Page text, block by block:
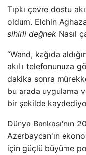
Tıpkı çevre dostu
oldum. Elchin
sihirli değnek Nasıl
“Wand, kağıda
akıllı telefonunuza
dakika sonra
bu arada uygulama
bir şekilde
Dünya Bankası'nın
Azerbaycan'ın
için güçlü büyüme